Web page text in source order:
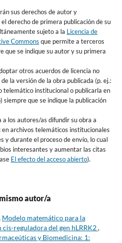
sus derechos de autor y
derecho de primera publicación de su
sujeto a la Licencia de
Commons que permite a terceros
que se indique su autor y su primera
otros acuerdos de licencia no
la versión de la obra publicada (p. ej.:
telemático institucional o publicarla en
siempre que se indique la publicación
los autores/as difundir su obra a
archivos telemáticos institucionales
y durante el proceso de envío, lo cual
interesantes y aumentar las citas
El efecto del acceso abierto).
autor/a
Modelo matemático para la
reguladora del gen hLRRK2,
y Biomedicina: 1: